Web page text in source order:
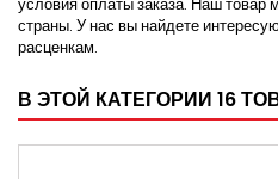
условия оплаты заказа. Наш товар
страны. У нас вы найдете
расценкам.
В ЭТОЙ КАТЕГОРИИ 16